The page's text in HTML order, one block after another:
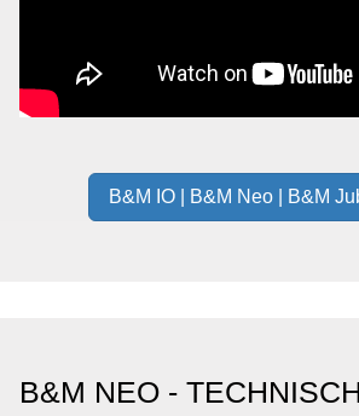
B&M IO | B&M Neo | B&M
B&M NEO -